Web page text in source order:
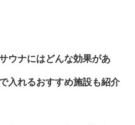
ウナにはどんな効果があ
入れるおすすめ施設も紹介